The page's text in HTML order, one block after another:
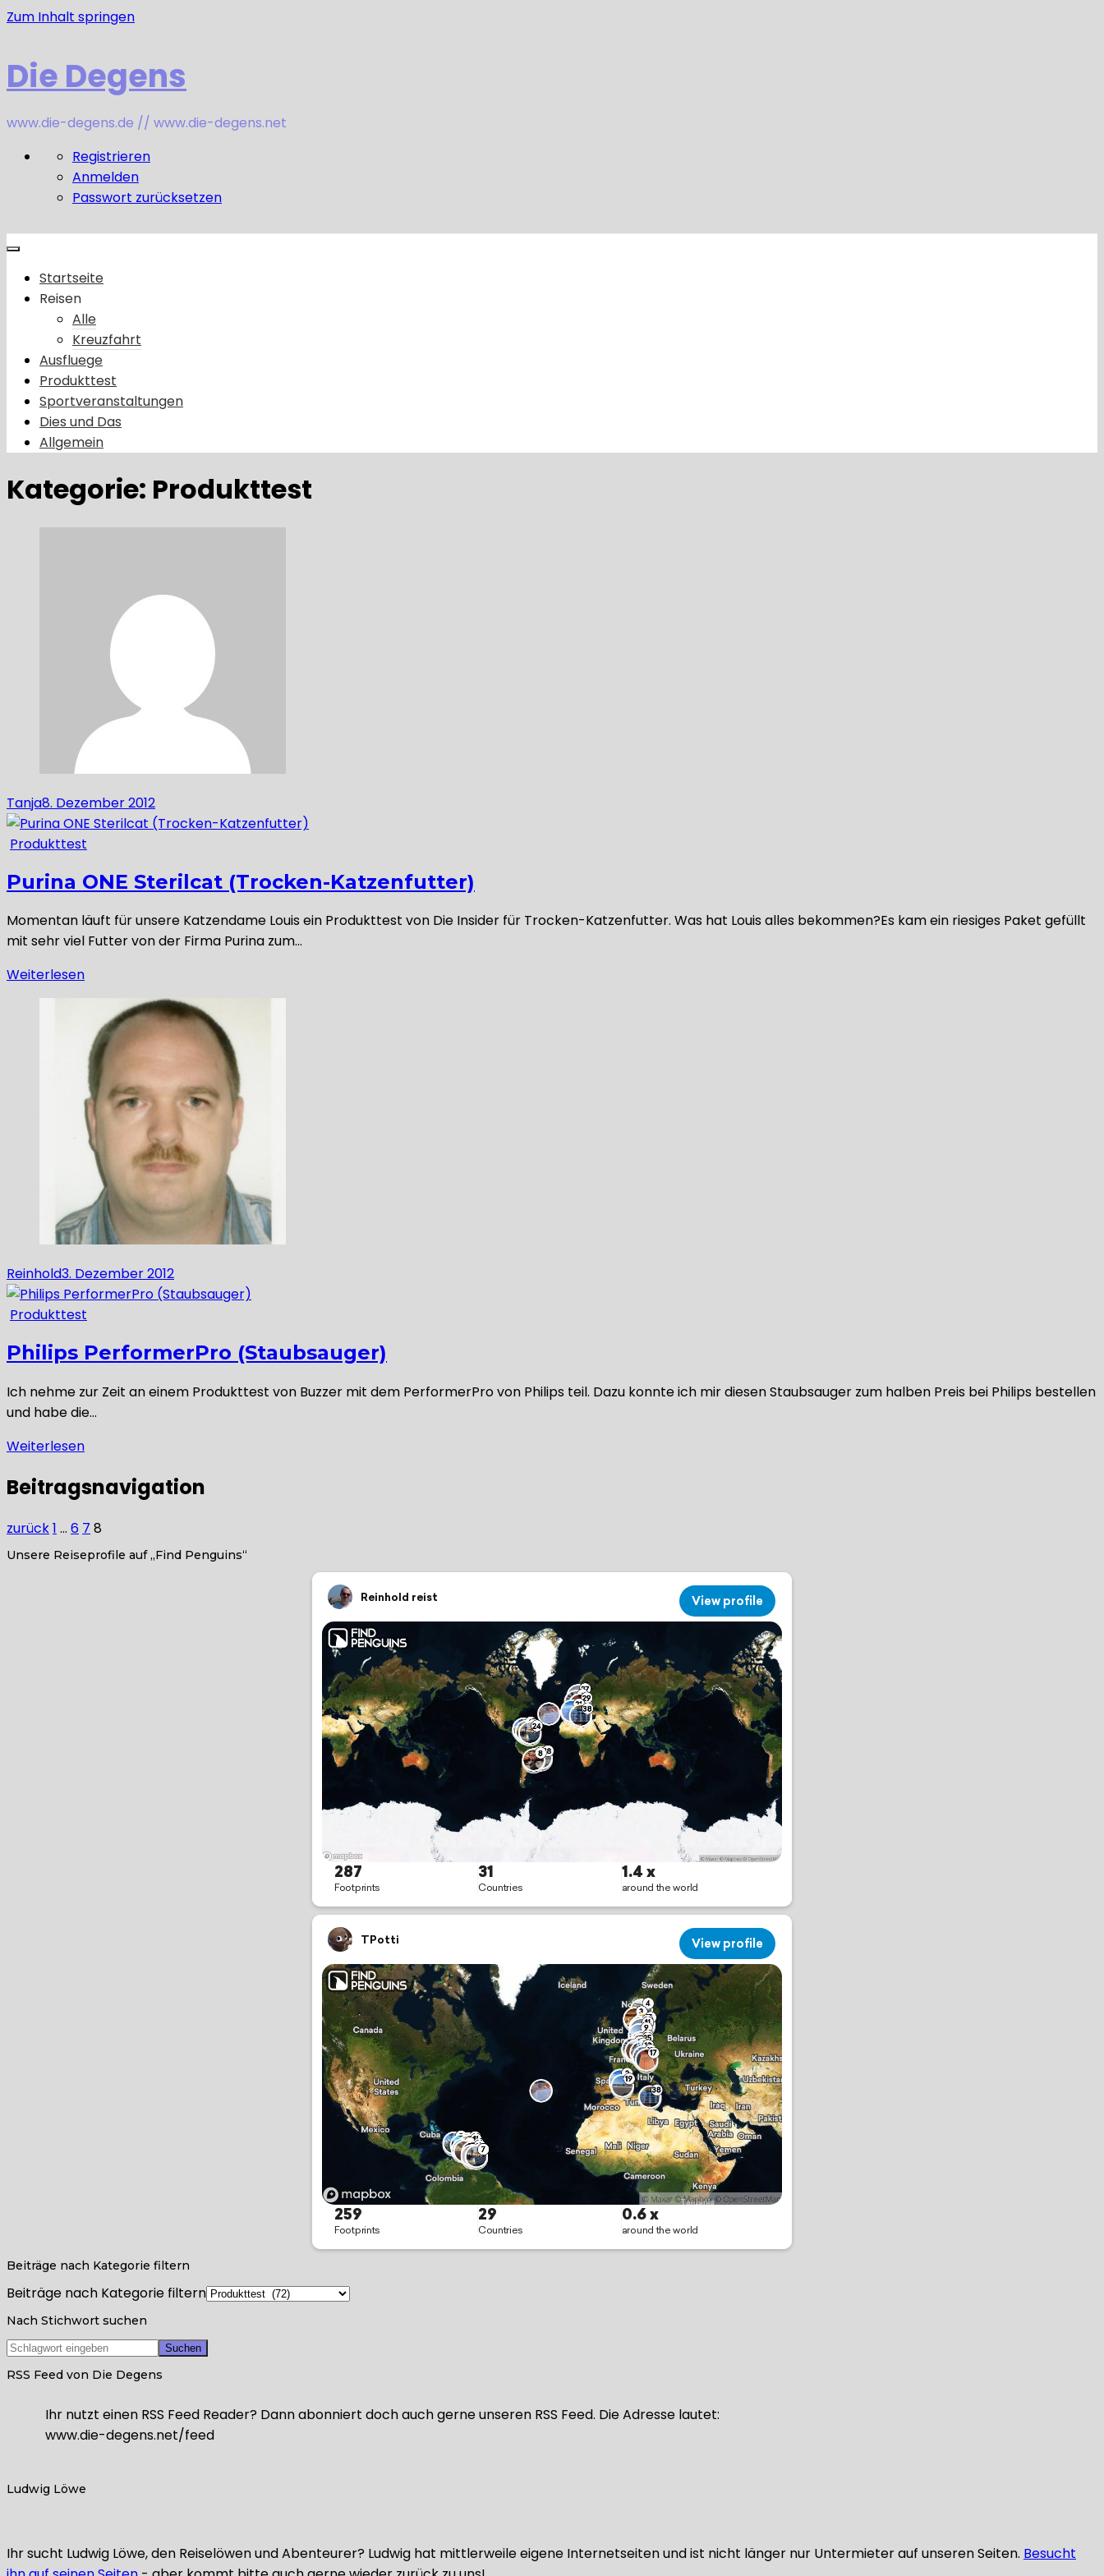
Zum Inhalt springen
Die Degens
www.die-degens.de // www.die-degens.net
Registrieren
Anmelden
Passwort zurücksetzen
Startseite
Reisen
Alle
Kreuzfahrt
Ausfluege
Produkttest
Sportveranstaltungen
Dies und Das
Allgemein
Kategorie: Produkttest
Tanja8. Dezember 2012
Produkttest
Purina ONE Sterilcat (Trocken-Katzenfutter)
Momentan läuft für unsere Katzendame Louis ein Produkttest von Die Insider für Trocken-Katzenfutter. Was hat Louis alles bekommen?Es kam ein riesiges Paket gefüllt
mit sehr viel Futter von der Firma Purina zum…
Weiterlesen
Reinhold3. Dezember 2012
Produkttest
Philips PerformerPro (Staubsauger)
Ich nehme zur Zeit an einem Produkttest von Buzzer mit dem PerformerPro von Philips teil. Dazu konnte ich mir diesen Staubsauger zum halben Preis bei Philips bestellen
und habe die…
Weiterlesen
Beitragsnavigation
zurück1 … 6 7 8
Unsere Reiseprofile auf „Find Penguins“
Beiträge nach Kategorie filtern
Beiträge nach Kategorie filtern
Nach Stichwort suchen
RSS Feed von Die Degens
Ihr nutzt einen RSS Feed Reader? Dann abonniert doch auch gerne unseren RSS Feed. Die Adresse lautet:
www.die-degens.net/feed
Ludwig Löwe
Ihr sucht Ludwig Löwe, den Reiselöwen und Abenteurer? Ludwig hat mittlerweile eigene Internetseiten und ist nicht länger nur Untermieter auf unseren Seiten. Besucht